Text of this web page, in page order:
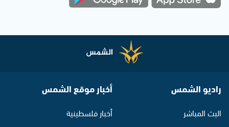
راديو الشمس
البث المباشر
أخبار موقع الشمس
أخبار فلسطينية